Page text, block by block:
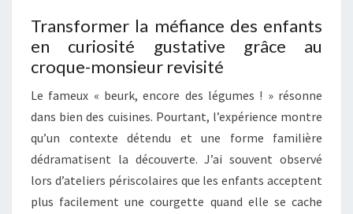
Transformer la méfiance des enfants
en curiosité gustative grâce au
croque-monsieur revisité
Le fameux « beurk, encore des légumes ! » résonne
dans bien des cuisines. Pourtant, l’expérience montre
qu’un contexte détendu et une forme familière
dédramatisent la découverte. J’ai souvent observé
lors d’ateliers périscolaires que les enfants acceptent
plus facilement une courgette quand elle se cache